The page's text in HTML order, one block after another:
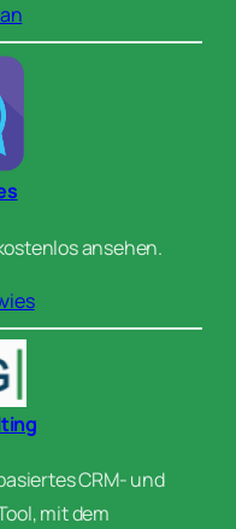
ansehen.
CRM- und
mit dem